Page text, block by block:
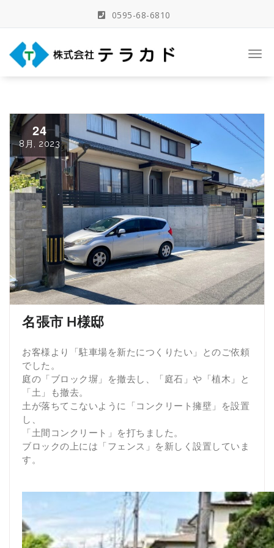
content
0595-68-6810
三重県名張市の建築事務所
24
8月, 2023
名張市 H様邸
お客様より「駐車場を新たにつくりたい」とのご依頼
でした。
庭の「ブロック塀」を撤去し、「庭石」や「植木」と
「土」も撤去。
土が落ちてこないように「コンクリート擁壁」を設置
し、
「土間コンクリート」を打ちました。
ブロックの上には「フェンス」を新しく設置していま
す。